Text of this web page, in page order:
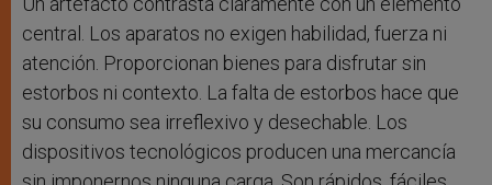
central. Los aparatos no exigen habilidad, fuerza ni
atención. Proporcionan bienes para disfrutar sin
estorbos ni contexto. La falta de estorbos hace que
su consumo sea irreflexivo y desechable. Los
dispositivos tecnológicos producen una mercancía